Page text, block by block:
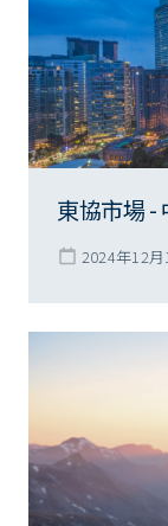
東協市場 -
2024年12月